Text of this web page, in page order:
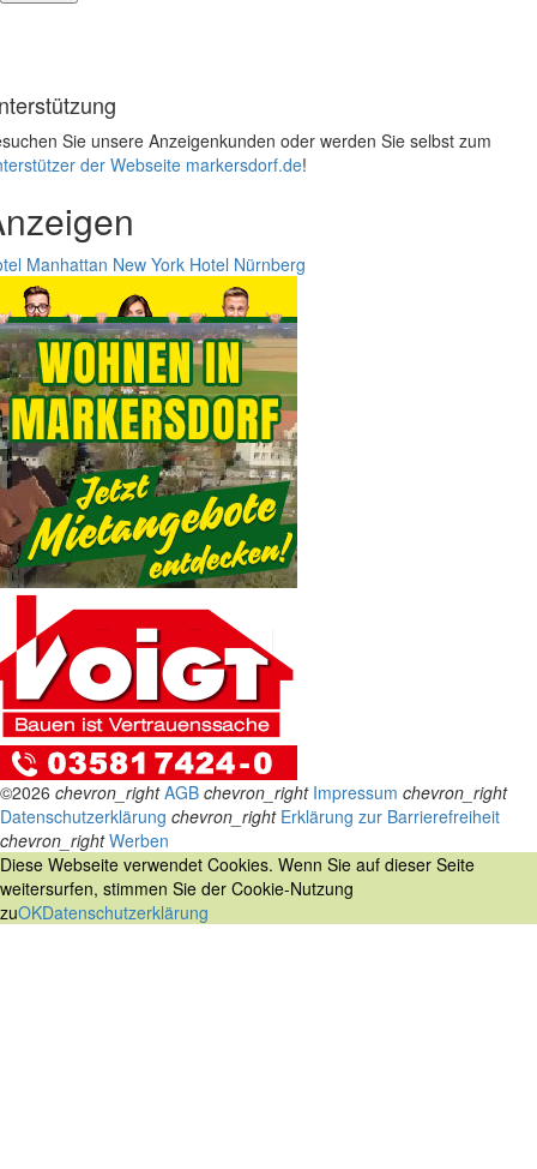
Sie unsere Anzeigenkunden oder werden Sie selbst zum
der Webseite markersdorf.de!
Manhattan New York Hotel Nürnberg
©2026 chevron_right AGB chevron_right Impressum chevron_right
Datenschutzerklärung chevron_right Erklärung zur Barrierefreiheit
chevron_right Werben
Diese Webseite verwendet Cookies. Wenn Sie auf dieser Seite
weitersurfen, stimmen Sie der Cookie-Nutzung
zuOKDatenschutzerklärung